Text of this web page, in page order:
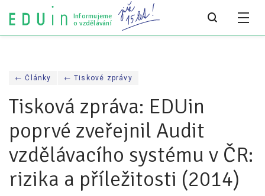
Informujeme
o vzdělávání
Všechny články
Všechny články
Analýzy
Audit vzdělávacího systému
Všechny analýzy
← Články ← Tiskové zprávy
Tisková zpráva: EDUin
poprvé zveřejnil Audit
vzdělávacího systému v ČR:
rizika a příležitosti (2014)